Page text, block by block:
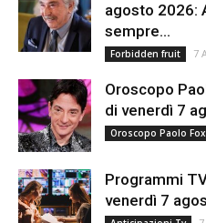
agosto 2026:
sempre...
Forbidden fruit 7
Oroscopo
di venerdì 7
Oroscopo Paolo Fox
Programmi
venerdì 7